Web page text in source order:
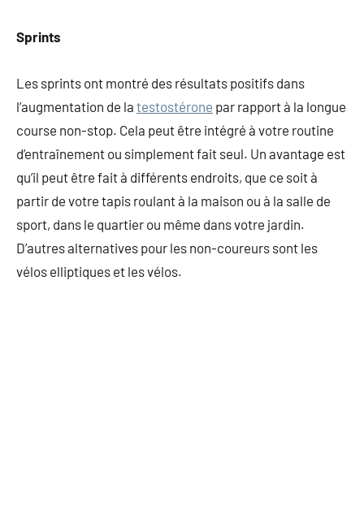
Sprints
Les sprints ont montré des résultats positifs dans
l’augmentation de la testostérone par rapport à la longue
course non-stop. Cela peut être intégré à votre routine
d’entraînement ou simplement fait seul. Un avantage est
qu’il peut être fait à différents endroits, que ce soit à
partir de votre tapis roulant à la maison ou à la salle de
sport, dans le quartier ou même dans votre jardin.
D’autres alternatives pour les non-coureurs sont les
vélos elliptiques et les vélos.